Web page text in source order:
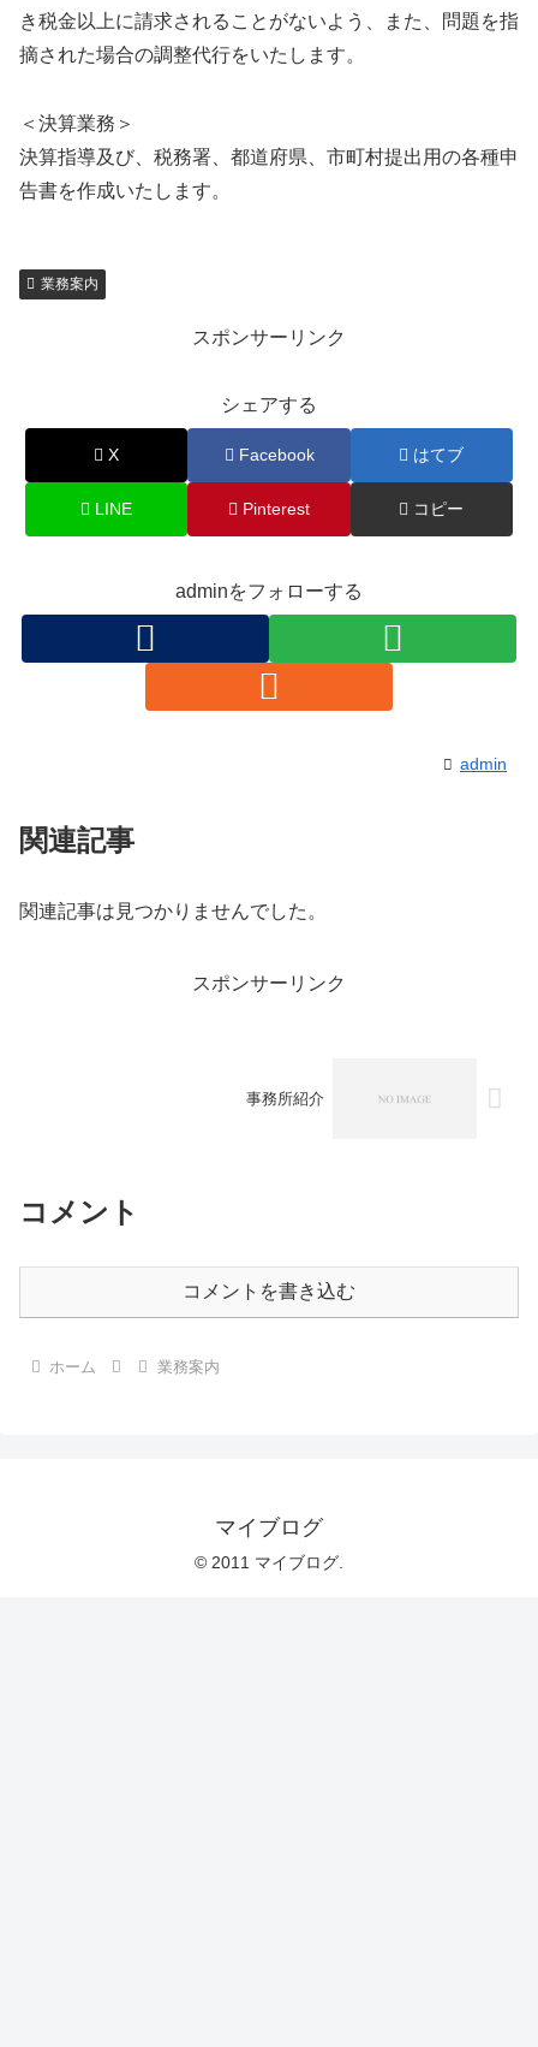
き税金以上に請求されることがないよう、また、問題を指
摘された場合の調整代行をいたします。
＜決算業務＞
決算指導及び、税務署、都道府県、市町村提出用の各種申
告書を作成いたします。
業務案内
スポンサーリンク
シェアする
X Facebook はてブ
LINE Pinterest コピー
adminをフォローする
admin
関連記事
関連記事は見つかりませんでした。
スポンサーリンク
事務所紹介
コメント
コメントを書き込む
ホーム 業務案内
マイブログ
© 2011 マイブログ.